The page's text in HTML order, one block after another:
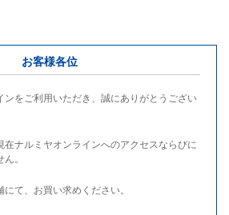
お客様各位
ンをご利用いただき、誠にありがとうござい
在ナルミヤオンラインへのアクセスならびに
。
て、お買い求めください。